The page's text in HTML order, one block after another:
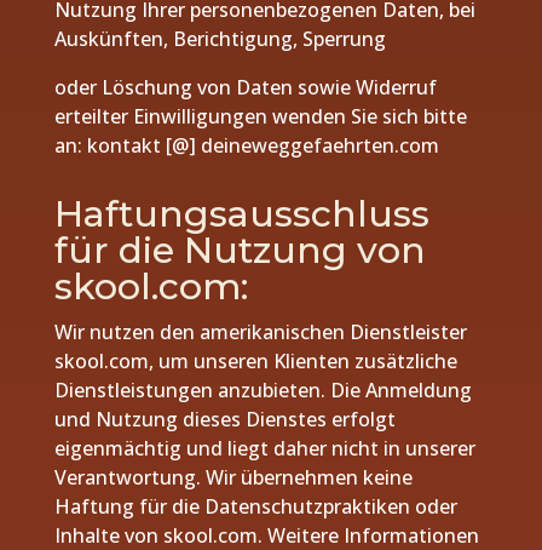
Nutzung Ihrer personenbezogenen Daten, bei
Auskünften, Berichtigung, Sperrung
oder Löschung von Daten sowie Widerruf
erteilter Einwilligungen wenden Sie sich bitte
an: kontakt [@] deineweggefaehrten.com
Haftungsausschluss
für die Nutzung von
skool.com:
Wir nutzen den amerikanischen Dienstleister
skool.com, um unseren Klienten zusätzliche
Dienstleistungen anzubieten. Die Anmeldung
und Nutzung dieses Dienstes erfolgt
eigenmächtig und liegt daher nicht in unserer
Verantwortung. Wir übernehmen keine
Haftung für die Datenschutzpraktiken oder
Inhalte von skool.com. Weitere Informationen